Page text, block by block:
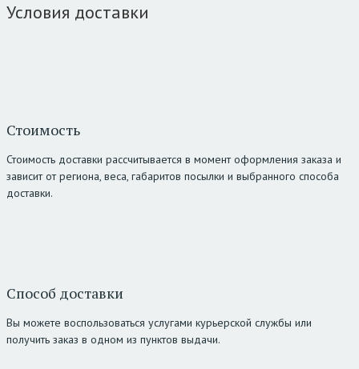
Условия доставки
Стоимость
Стоимость доставки рассчитывается в момент оформления заказа и
зависит от региона, веса, габаритов посылки и выбранного способа
доставки.
Способ доставки
Вы можете воспользоваться услугами курьерской службы или
получить заказ в одном из пунктов выдачи.